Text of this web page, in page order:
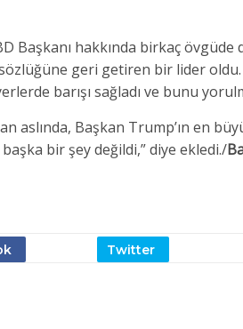
Başkanı hakkında birkaç
sözlüğüne geri getiren bir lider
barışı sağladı ve bunu
aslında, Başkan Trump’ın en
bir şey değildi,” diye ekledi./